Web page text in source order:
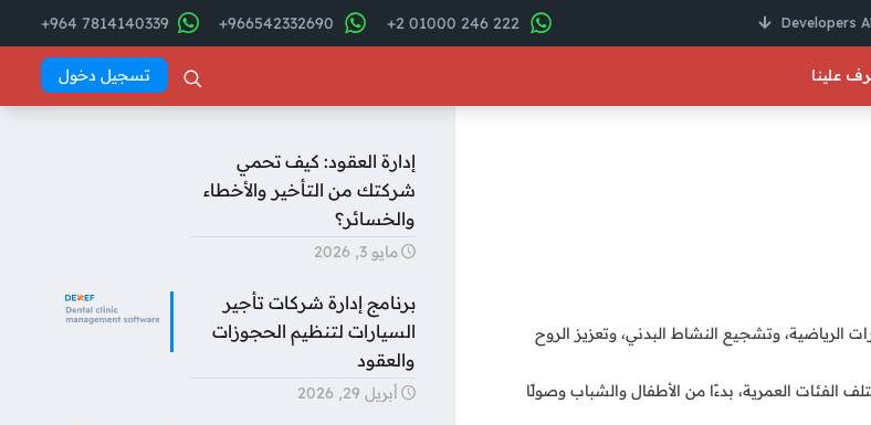
Developers
222 246 01000 2+
966542332690+
7814140339 964+
علينا تسجيل دخول
وتشجيع النشاط البدني، وتعزيز الروح
الفئات العمرية، بدءًا من الأطفال والشباب وصولًا
إدارة العقود: كيف تحمي
شركتك من التأخير والأخطاء
والخسائر؟
مايو 3, 2026
برنامج إدارة شركات تأجير
السيارات لتنظيم الحجوزات
والعقود
أبريل 29, 2026